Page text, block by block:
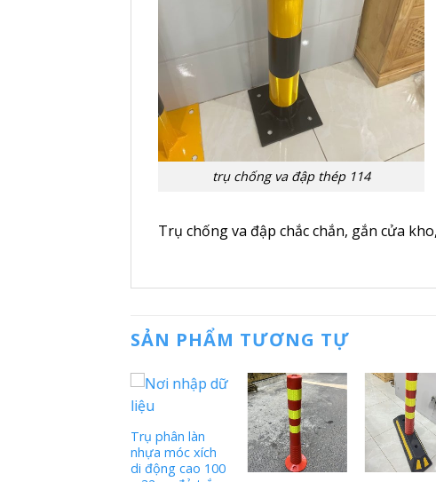
trụ chống va đập thép 114
Trụ chống va đập chắc chắn, gắn cửa
SẢN PHẨM TƯƠNG TỰ
Trụ phân làn
nhựa móc xích
di động cao 100